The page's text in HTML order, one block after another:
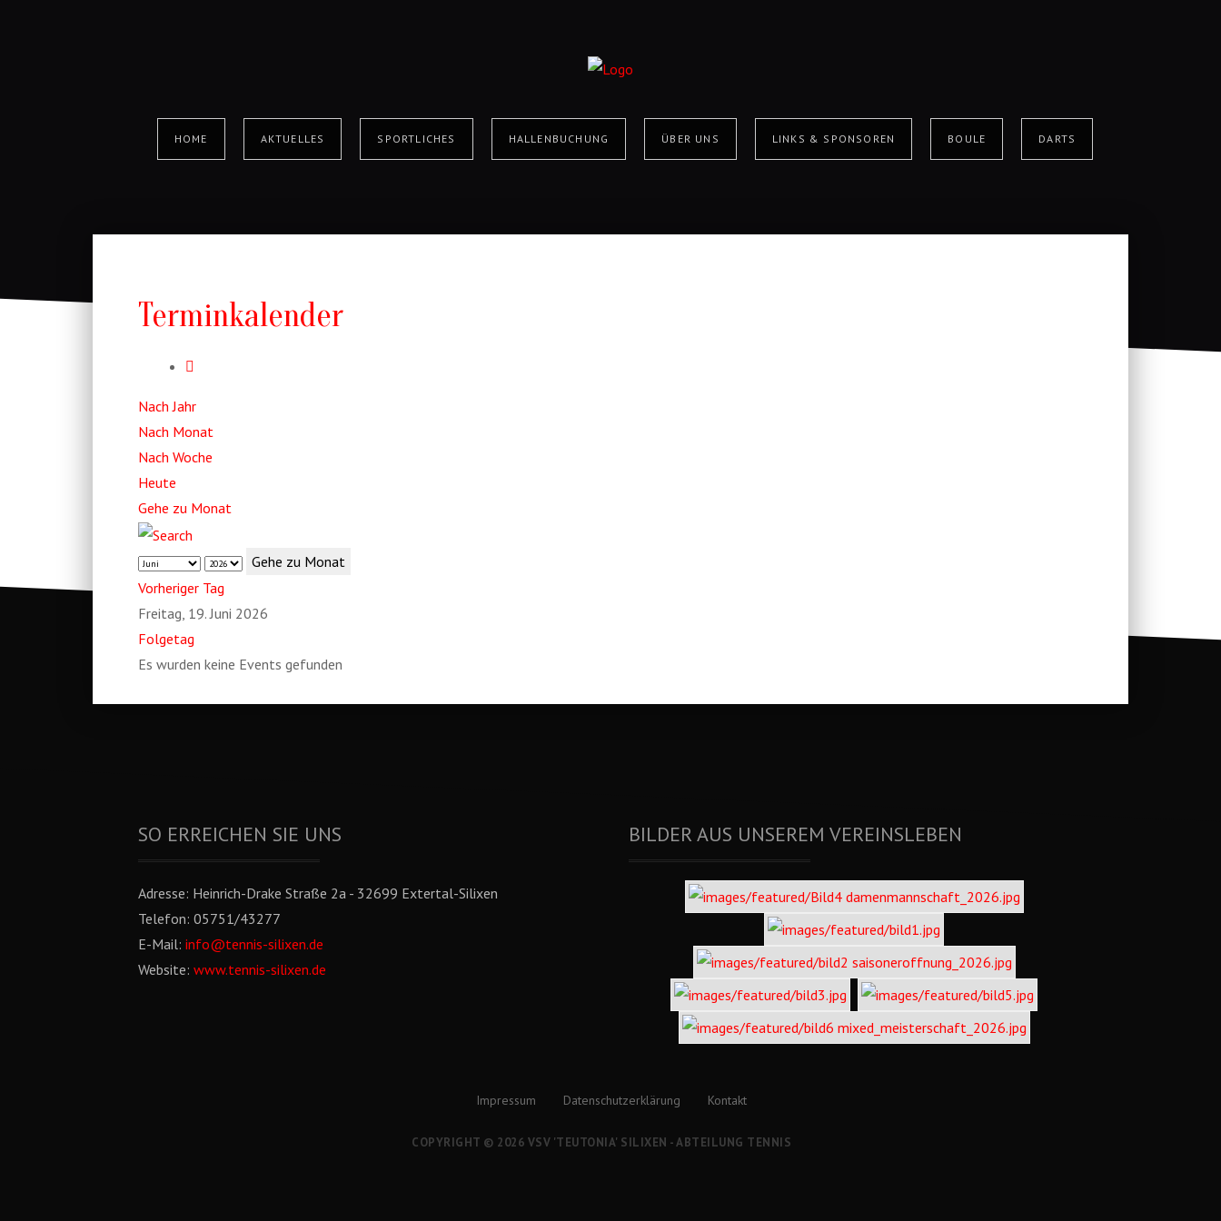
HOME AKTUELLES SPORTLICHES HALLENBUCHUNG ÜBER UNS LINKS & SPONSOREN BOULE DARTS
Terminkalender
Nach Jahr
Nach Monat
Nach Woche
Heute
Gehe zu Monat
Gehe zu Monat
Vorheriger Tag
Freitag, 19. Juni 2026
Folgetag
Es wurden keine Events gefunden
SO ERREICHEN SIE UNS
Adresse: Heinrich-Drake Straße 2a - 32699 Extertal-Silixen
Telefon: 05751/43277
E-Mail: info@tennis-silixen.de
Website: www.tennis-silixen.de
BILDER AUS UNSEREM VEREINSLEBEN
Impressum Datenschutzerklärung Kontakt
COPYRIGHT © 2026 VSV 'TEUTONIA' SILIXEN - ABTEILUNG TENNIS